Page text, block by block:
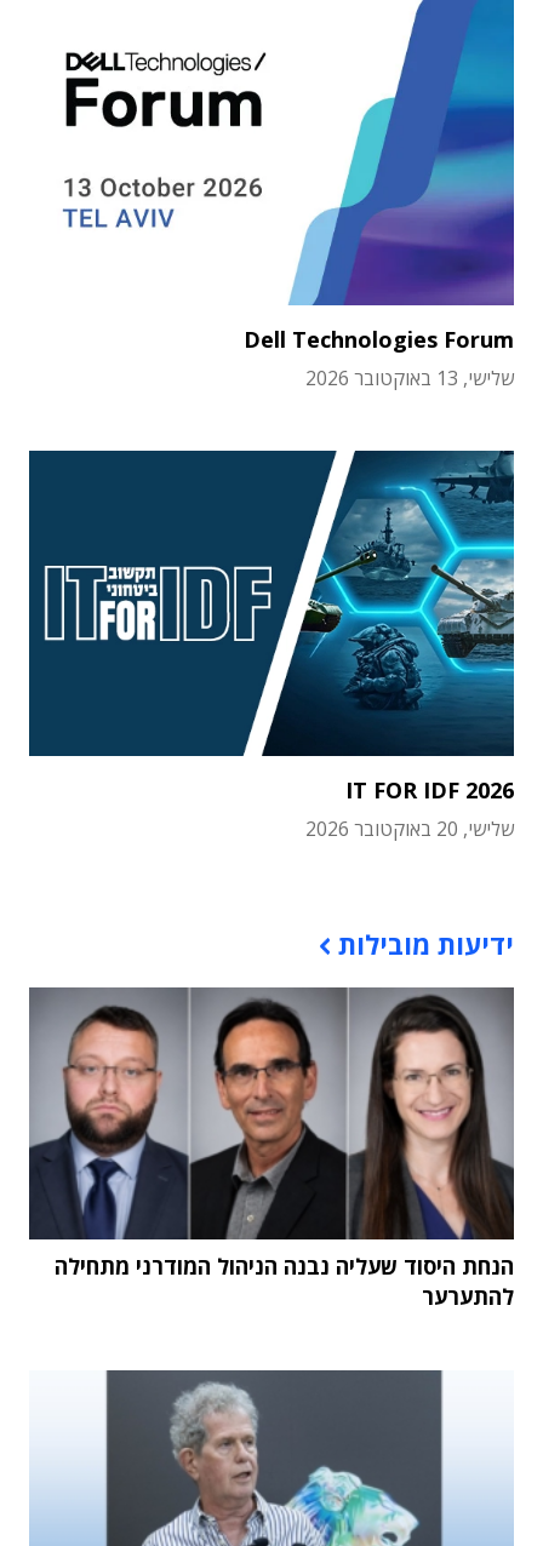
Dell Technologies Forum
שלישי, 13 באוקטובר 2026
IT FOR IDF 2026
שלישי, 20 באוקטובר 2026
ידיעות מובילות
הנחת היסוד שעליה נבנה הניהול המודרני מתחילה
להתערער